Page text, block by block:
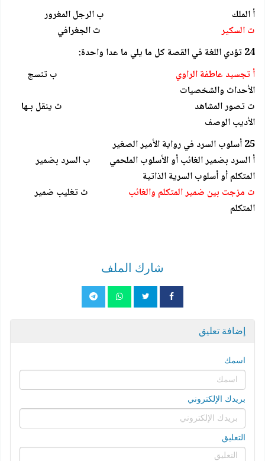
أ الملك ب الرجل المغرور
ت السكير
ث الجغرافي
24 تؤدي اللغة في القصة كل ما يلي ما عدا واحدة:
أ تجسيد عاطفة الراوي
ب تنسج
الأحداث والشخصيات
ت تصور المشاهد ث ينقل بـها
الأديب الوصف
25 أسلوب السرد في رواية الأمير الصغير
أ السرد بضمير الغائب أو الأسلوب الملحمي ب السرد بضمير
المتكلم أو أسلوب السرية الذاتية
ت مزجت بين ضمير المتكلم والغائب
ث تغليب ضمير
المتكلم
شارك الملف
إضافة تعليق
اسمك
بريدك الإلكتروني
التعليق